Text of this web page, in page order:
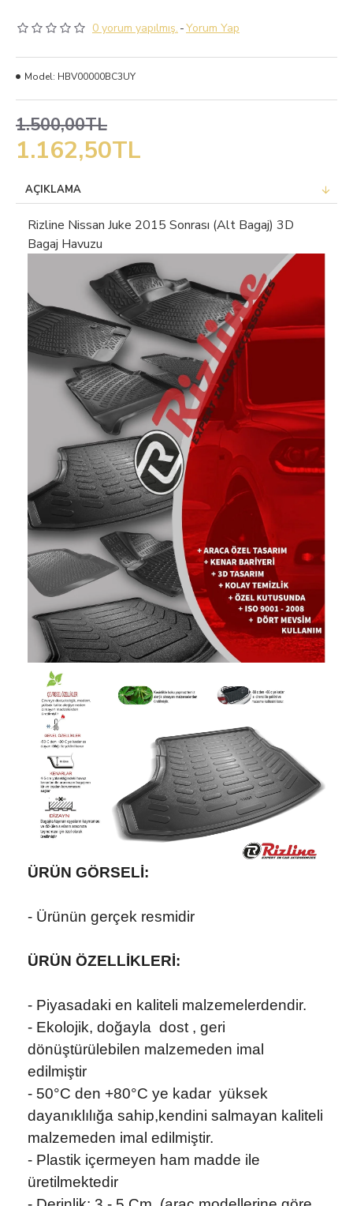
0 yorum yapılmış. -Yorum Yap
1.162,50TL
1.500,00TL
Model: HBV00000BC3UY
AÇIKLAMA
Rizline Nissan Juke 2015 Sonrası (Alt Bagaj) 3D
Bagaj Havuzu
ÜRÜN GÖRSELİ:
- Ürünün gerçek resmidir
ÜRÜN ÖZELLİKLERİ:
- Piyasadaki en kaliteli malzemelerdendir.
- Ekolojik, doğayla dost , geri
dönüştürülebilen malzemeden imal
edilmiştir
- 50°C den +80°C ye kadar yüksek
dayanıklılığa sahip,kendini salmayan kaliteli
malzemeden imal edilmiştir.
- Plastik içermeyen ham madde ile
üretilmektedir